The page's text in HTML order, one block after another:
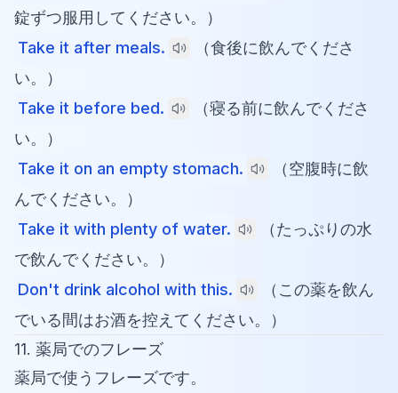
錠ずつ服用してください。）
Take it after meals.
（食後に飲んでくださ
い。）
Take it before bed.
（寝る前に飲んでくださ
い。）
Take it on an empty stomach.
（空腹時に飲
んでください。）
Take it with plenty of water.
（たっぷりの水
で飲んでください。）
Don't drink alcohol with this.
（この薬を飲ん
でいる間はお酒を控えてください。）
11. 薬局でのフレーズ
薬局で使うフレーズです。